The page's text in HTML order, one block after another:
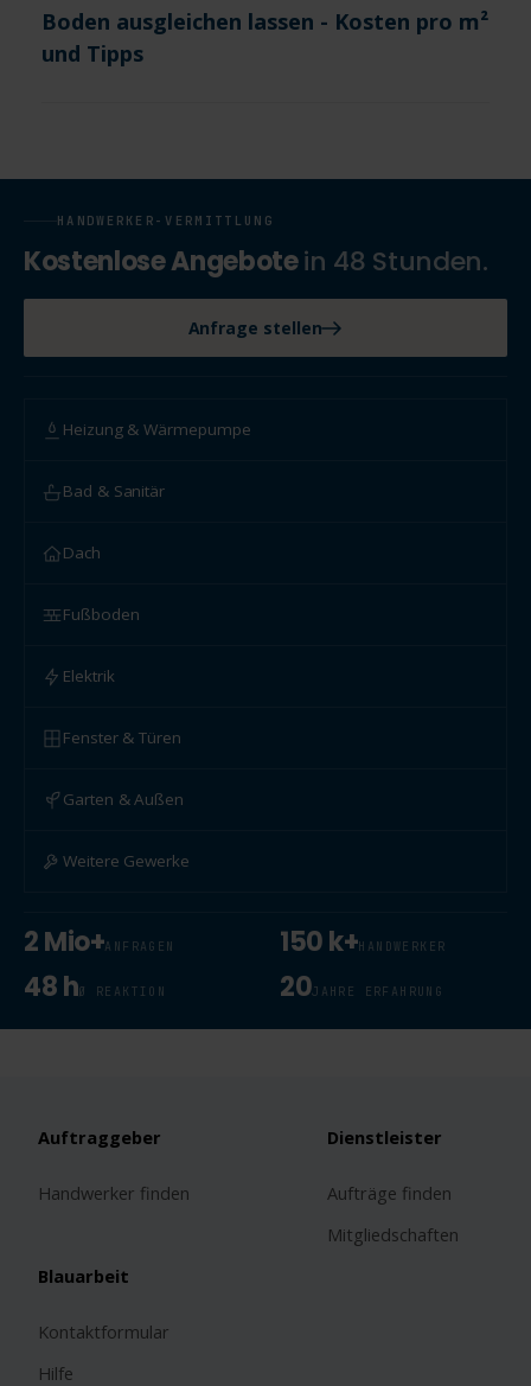
Boden ausgleichen lassen - Kosten pro m²
und Tipps
HANDWERKER-VERMITTLUNG
Kostenlose Angebotein 48 Stunden.
Anfrage stellen
Heizung & Wärmepumpe
Bad & Sanitär
Dach
Fußboden
Elektrik
Fenster & Türen
Garten & Außen
Weitere Gewerke
2 Mio+ANFRAGEN 150 k+HANDWERKER
48 hØ REAKTION 20JAHRE ERFAHRUNG
Auftraggeber
Handwerker finden
Dienstleister
Aufträge finden
Mitgliedschaften
Blauarbeit
Kontaktformular
Hilfe